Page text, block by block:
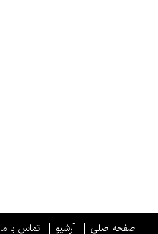
صفحه اصلی آرشیو تماس با ما